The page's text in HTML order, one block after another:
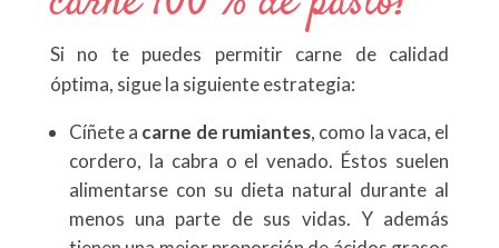
Si no te puedes permitir carne de calidad
óptima, sigue la siguiente estrategia:
Cíñete a carne de rumiantes, como la vaca, el
cordero, la cabra o el venado. Éstos suelen
alimentarse con su dieta natural durante al
menos una parte de sus vidas. Y además